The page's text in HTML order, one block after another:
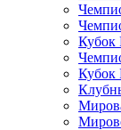
Кубок
Кубок